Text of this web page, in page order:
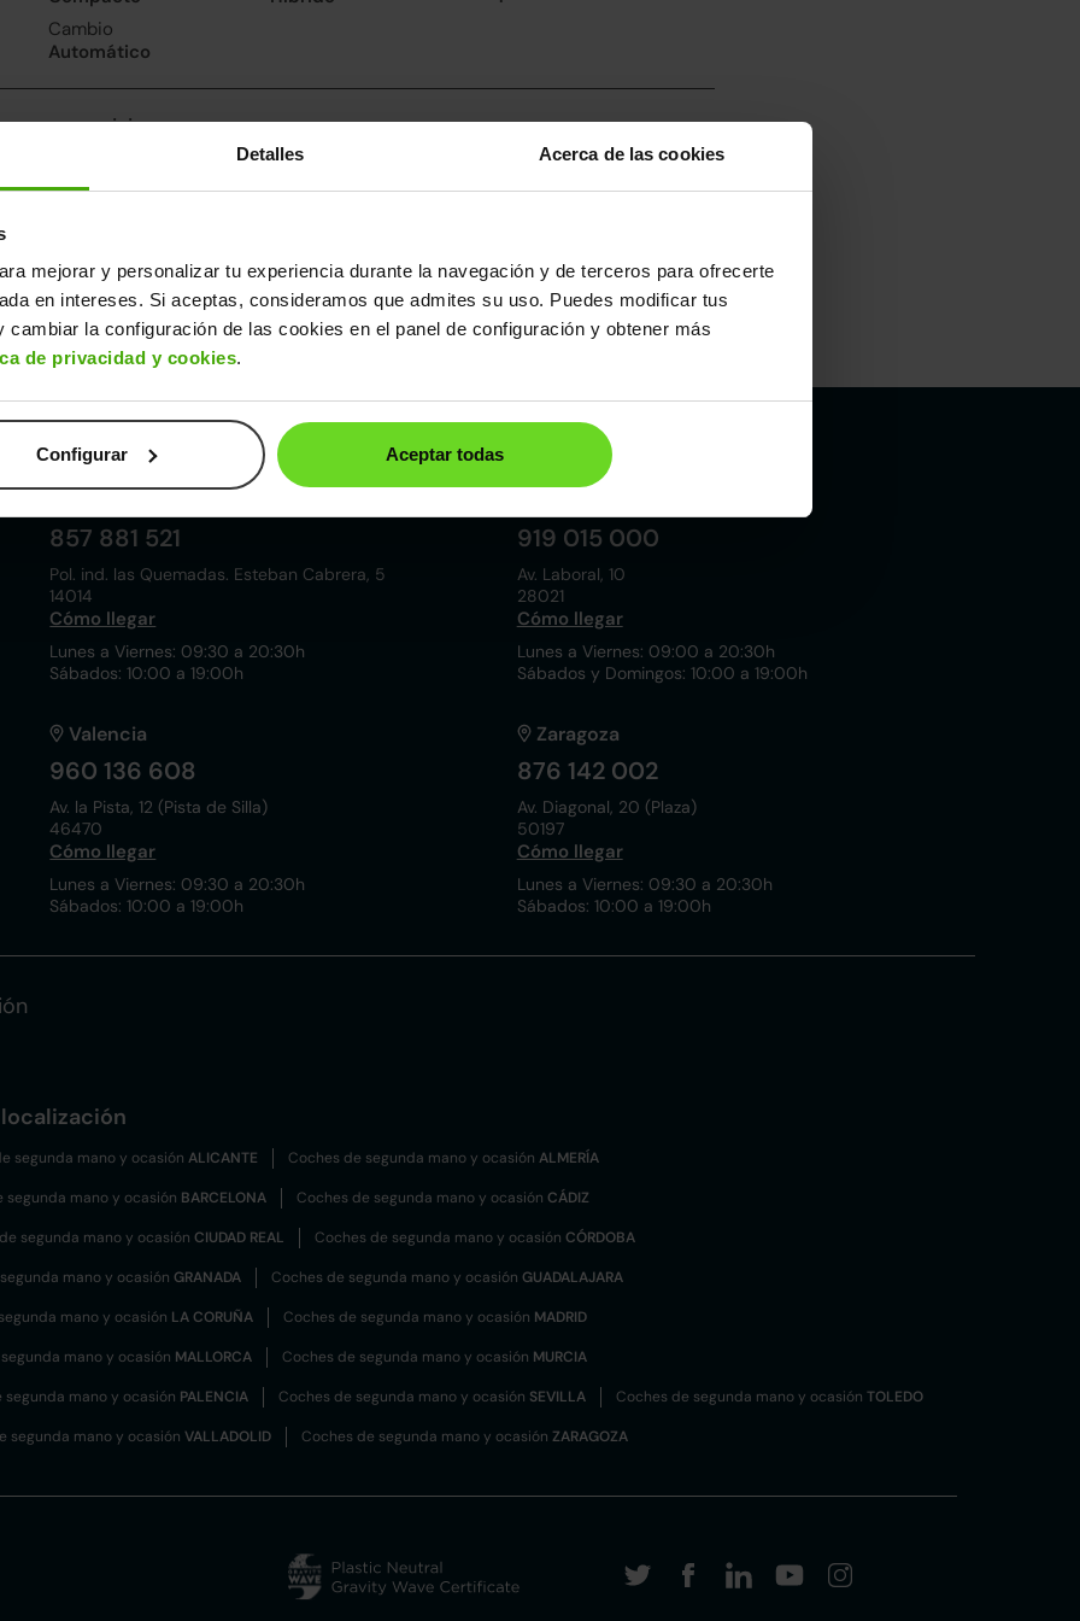
Detalles Acerca de las cookies
mejorar y personalizar tu experiencia durante la navegación y de terceros para ofrecerte
en intereses. Si aceptas, consideramos que admites su uso. Puedes modificar tus
cambiar la configuración de las cookies en el panel de configuración y obtener más
de privacidad y cookies.
Configurar Aceptar todas
Cambio
Automático
y emisiones
9.9segundos
Emisiones
83CO2
Consumo mixto
3.6l/100
datos
Alto
1,44m
857 881 521
Pol. ind. las Quemadas. Esteban Cabrera, 5
14014
Cómo llegar
Lunes a Viernes: 09:30 a 20:30h
Sábados: 10:00 a 19:00h
919 015 000
Av. Laboral, 10
28021
Cómo llegar
Lunes a Viernes: 09:00 a 20:30h
Sábados y Domingos: 10:00 a 19:00h
Valencia
960 136 608
Av. la Pista, 12 (Pista de Silla)
46470
Cómo llegar
Lunes a Viernes: 09:30 a 20:30h
Sábados: 10:00 a 19:00h
Zaragoza
876 142 002
Av. Diagonal, 20 (Plaza)
50197
Cómo llegar
Lunes a Viernes: 09:30 a 20:30h
Sábados: 10:00 a 19:00h
segunda mano y ocasión ALICANTE Coches de segunda mano y ocasión ALMERÍA
segunda mano y ocasión BARCELONA Coches de segunda mano y ocasión CÁDIZ
segunda mano y ocasión CIUDAD REAL Coches de segunda mano y ocasión CÓRDOBA
mano y ocasión GRANADA Coches de segunda mano y ocasión GUADALAJARA
mano y ocasión LA CORUÑA Coches de segunda mano y ocasión MADRID
mano y ocasión MALLORCA Coches de segunda mano y ocasión MURCIA
segunda mano y ocasión PALENCIA Coches de segunda mano y ocasión SEVILLA Coches de segunda mano y ocasión TOLEDO
segunda mano y ocasión VALLADOLID Coches de segunda mano y ocasión ZARAGOZA